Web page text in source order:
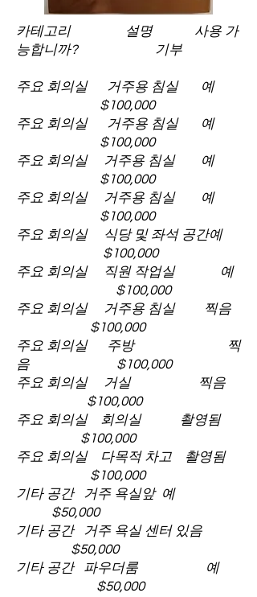
카테고리 설명 사용 가
능합니까? 기부
주요 회의실 거주용 침실 예
$100,000
주요 회의실 거주용 침실 예
$100,000
주요 회의실 거주용 침실 예
$100,000
주요 회의실 거주용 침실 예
$100,000
주요 회의실 식당 및 좌석 공간예
$100,000
주요 회의실 직원 작업실 예
$100,000
주요 회의실 거주용 침실 찍음
$100,000
주요 회의실 주방 찍
음 $100,000
주요 회의실 거실 찍음
$100,000
주요 회의실 회의실 촬영됨
$100,000
주요 회의실 다목적 차고 촬영됨
$100,000
기타 공간 거주 욕실앞 예
$50,000
기타 공간 거주 욕실 센터 있음
$50,000
기타 공간 파우더룸 예
$50,000